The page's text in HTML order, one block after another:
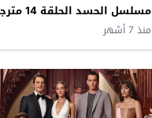
مسلسل الحسد الحلقة 14 مترجم
منذ 7 أشهر